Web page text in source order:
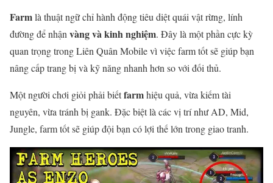
Farmlà thuật ngữ chỉ hành động tiêu diệt quái vật rừng, lính
đường để nhận vàng và kinh nghiệm. Đây là một phần cực kỳ
quan trọng trong Liên Quân Mobile vì việc farm tốt sẽ giúp bạn
nâng cấp trang bị và kỹ năng nhanh hơn so với đối thủ.
Một người chơi giỏi phải biếtfarmhiệu quả, vừa kiếm tài
nguyên, vừa tránh bị gank. Đặc biệt là các vị trí như AD, Mid,
Jungle, farm tốt sẽ giúp đội bạn có lợi thế lớn trong giao tranh.